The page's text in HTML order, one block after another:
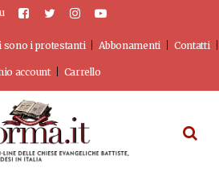
sono i protestanti Abbonamenti Contatti
account Carrello